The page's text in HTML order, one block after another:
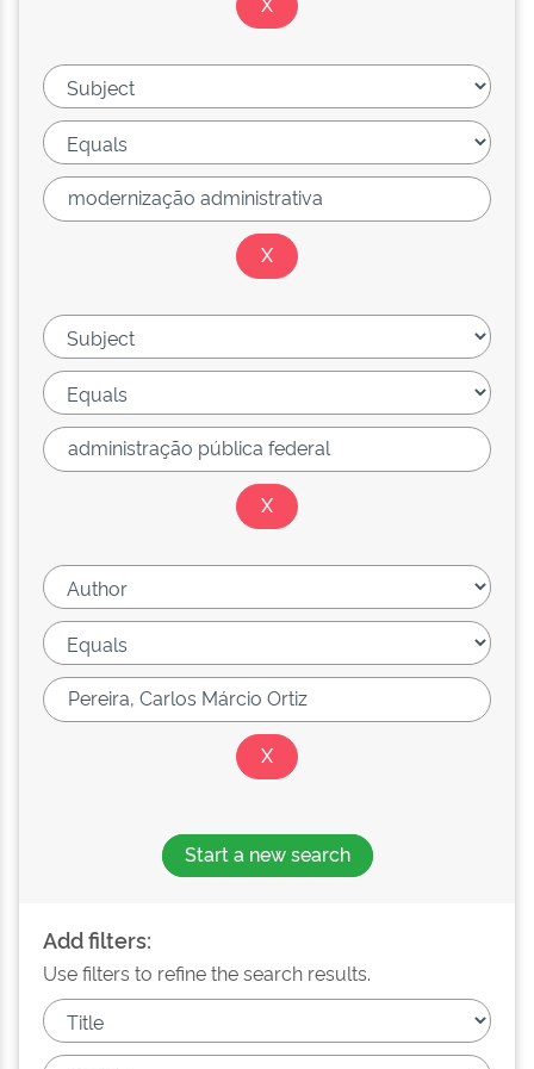
Start a new search
Add filters:
Use filters to refine the search results.